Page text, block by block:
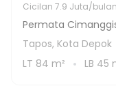
Cicilan 7.9 Juta/bulan
Permata
Tapos, Kota Depok
LT 84 m² LB 45